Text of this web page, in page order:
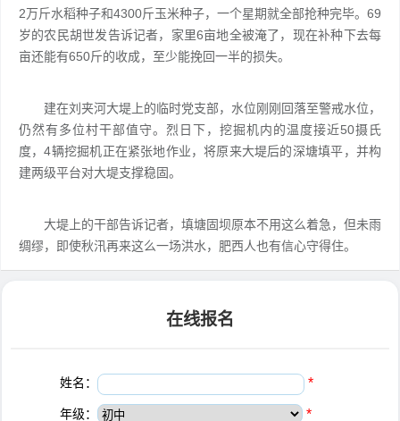
2万斤水稻种子和4300斤玉米种子，一个星期就全部抢种完毕。69
岁的农民胡世发告诉记者，家里6亩地全被淹了，现在补种下去每
亩还能有650斤的收成，至少能挽回一半的损失。
建在刘夹河大堤上的临时党支部，水位刚刚回落至警戒水位，
仍然有多位村干部值守。烈日下，挖掘机内的温度接近50摄氏
度，4辆挖掘机正在紧张地作业，将原来大堤后的深塘填平，并构
建两级平台对大堤支撑稳固。
大堤上的干部告诉记者，填塘固坝原本不用这么着急，但未雨
绸缪，即使秋汛再来这么一场洪水，肥西人也有信心守得住。
在线报名
姓名： *
年级： *